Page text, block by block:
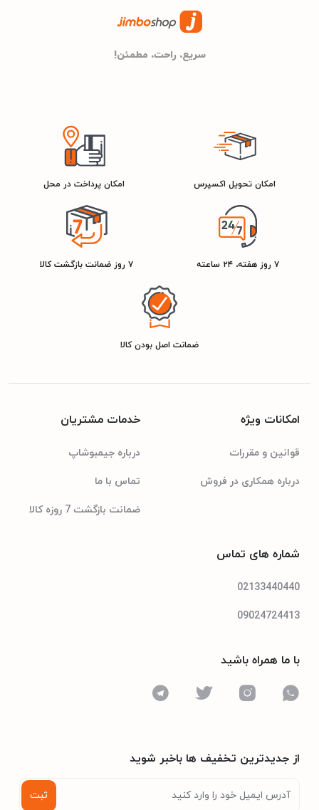
آیوا
18 ماه گارانتی گاندو سرویس
عرض 145cm
شناسه کالا ۲۹۰۱۳۸۱۲۰۰۷۴۵
مشکی
- پنل IPS
- قابلیت ضبط برنامه‌ها
سریع، راحت، مطمئن!
امکان تحویل اکسپرس امکان پرداخت در محل
۷ روز هفته، ۲۴ ساعته ۷ روز ضمانت بازگشت کالا
ضمانت اصل بودن کالا
امکانات ویژه
قوانین و مقررات
درباره همکاری در فروش
خدمات مشتریان
درباره جیمبوشاپ
تماس با ما
ضمانت بازگشت 7 روزه کالا
شماره های تماس
02133440440
09024724413
با ما همراه باشید
از جدیدترین تخفیف ها باخبر شوید
ثبت